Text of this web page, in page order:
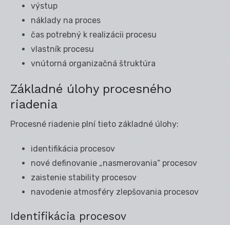
výstup
náklady na proces
čas potrebný k realizácii procesu
vlastník procesu
vnútorná organizačná štruktúra
Základné úlohy procesného
riadenia
Procesné riadenie plní tieto základné úlohy:
identifikácia procesov
nové definovanie „nasmerovania“ procesov
zaistenie stability procesov
navodenie atmosféry zlepšovania procesov
Identifikácia procesov